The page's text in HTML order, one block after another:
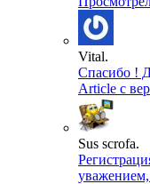
Vital.
Спасибо !
Article с
Sus scrofa.